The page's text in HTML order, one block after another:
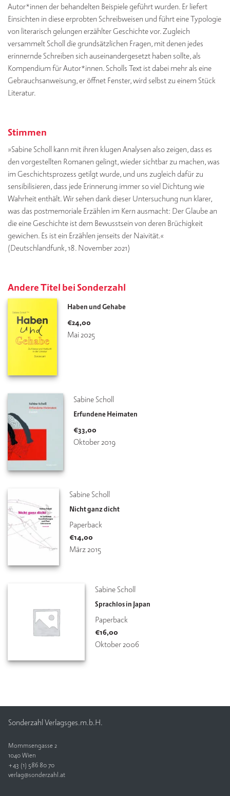
Autor*innen der behandelten Beispiele geführt wurden. Er liefert
Einsichten in diese erprobten Schreibweisen und führt eine Typologie
von literarisch gelungen erzählter Geschichte vor. Zugleich
versammelt Scholl die grundsätzlichen Fragen, mit denen jedes
erinnernde Schreiben sich auseinandergesetzt haben sollte, als
Kompendium für Autor*innen. Scholls Text ist dabei mehr als eine
Gebrauchsanweisung, er öffnet Fenster, wird selbst zu einem Stück
Literatur.
Stimmen
»Sabine Scholl kann mit ihren klugen Analysen also zeigen, dass es
den vorgestellten Romanen gelingt, wieder sichtbar zu machen, was
im Geschichtsprozess getilgt wurde, und uns zugleich dafür zu
sensibilisieren, dass jede Erinnerung immer so viel Dichtung wie
Wahrheit enthält. Wir sehen dank dieser Untersuchung nun klarer,
was das postmemoriale Erzählen im Kern ausmacht: Der Glaube an
die eine Geschichte ist dem Bewusstsein von deren Brüchigkeit
gewichen. Es ist ein Erzählen jenseits der Naivität.«
(Deutschlandfunk, 18. November 2021)
Andere Titel bei Sonderzahl
Haben und Gehabe
€24,00
Mai 2025
Sabine Scholl
Erfundene Heimaten
€33,00
Oktober 2019
Sabine Scholl
Nicht ganz dicht
Paperback
€14,00
März 2015
Sabine Scholl
Sprachlos in Japan
Paperback
€16,00
Oktober 2006
Sonderzahl Verlagsges.m.b.H.
Mommsengasse 2
1040 Wien
+43 (1) 586 80 70
verlag@sonderzahl.at